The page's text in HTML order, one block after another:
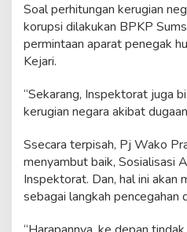
Soal perhitungan kerugian
korupsi dilakukan BPKP
permintaan aparat penegak
Kejari.
“Sekarang, Inspektorat juga
kerugian negara akibat
Ssecara terpisah, Pj Wako
menyambut baik, Sosialisasi
Inspektorat. Dan, hal ini akan
sebagai langkah pencegahan